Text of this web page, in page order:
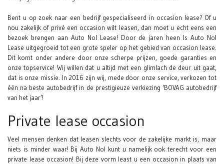
Bent u op zoek naar een bedrijf gespecialiseerd in occasion lease? Of u
nou zakelijk of privé een occasion wilt leasen, dan moet u echt eens een
bezoek brengen aan Auto Nol Lease! Door de jaren heen Is Auto Nol
Lease uitgegroeid tot een grote speler op het gebied van occasion lease.
Dit komt onder andere door onze scherpe prijzen, goede garanties en
onze topservice! Wij willen dat u altijd met een glimlach de deur uit gaat,
dat is onze missie. In 2016 zijn wij, mede door onze service, verkozen tot
één na beste autobedrijf in de prestigieuze verkiezing ‘BOVAG autobedrijf
van het jaar’!
Private lease occasion
Veel mensen denken dat leasen slechts voor de zakelijke markt is, maar
niets is minder waar! Bij Auto Nol kunt u namelijk ook terecht voor een
private lease occasion! Bij deze vorm least u een occasion in plaats van